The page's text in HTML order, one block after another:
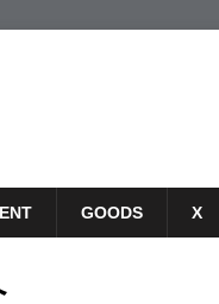
GOODS X